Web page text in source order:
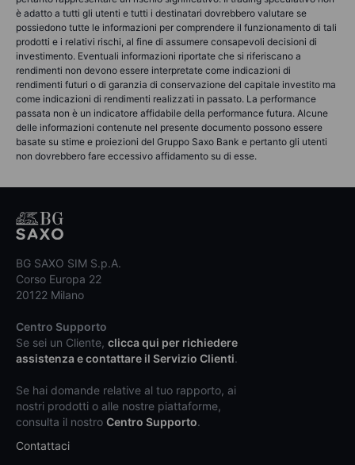
è adatto a tutti gli utenti e tutti i destinatari dovrebbero valutare se
possiedono tutte le informazioni per comprendere il funzionamento di tali
prodotti e i relativi rischi, al fine di assumere consapevoli decisioni di
investimento. Eventuali informazioni riportate che si riferiscano a
rendimenti non devono essere interpretate come indicazioni di
rendimenti futuri o di garanzia di conservazione del capitale investito ma
come indicazioni di rendimenti realizzati in passato. La performance
passata non è un indicatore affidabile della performance futura. Alcune
delle informazioni contenute nel presente documento possono essere
basate su stime e proiezioni del Gruppo Saxo Bank e pertanto gli utenti
non dovrebbero fare eccessivo affidamento su di esse.
BG SAXO SIM S.p.A.
Corso Europa 22
20122 Milano
Centro Supporto
Se sei un Cliente, clicca qui per richiedere
assistenza e contattare il Servizio Clienti.
Se hai domande relative al tuo rapporto, ai
nostri prodotti o alle nostre piattaforme,
consulta il nostro Centro Supporto.
Contattaci